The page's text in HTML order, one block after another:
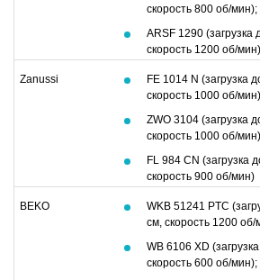
скорость 800 об/мин);
ARSF 1290 (загрузка
скорость 1200 об/мин)
Zanussi
FE 1014 N (загрузка
скорость 1000 об/
ZWO 3104 (загрузка
скорость 1000 об/
FL 984 CN (загрузка
скорость 900 об/мин)
BEKO
WKB 51241 PTC
см, скорость 1200 об/
WB 6106 XD
скорость 600 об/мин);